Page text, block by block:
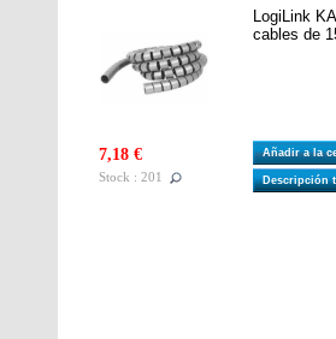
LogiLink
cables de
7,18 €
Stock : 201
Añadir a la
Descripción